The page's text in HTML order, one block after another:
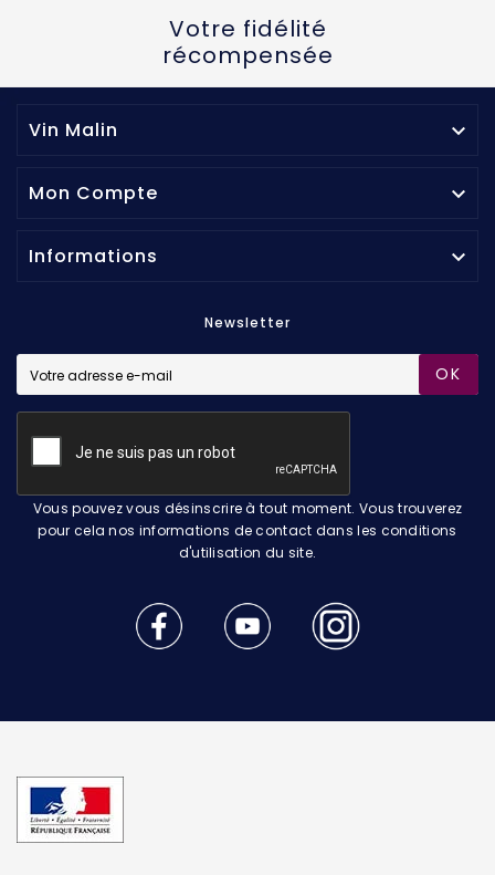
Votre fidélité
récompensée
Vin Malin 
Mon Compte 
Informations 
Newsletter
OK
Vous pouvez vous désinscrire à tout moment. Vous trouverez
pour cela nos informations de contact dans les conditions
d'utilisation du site.